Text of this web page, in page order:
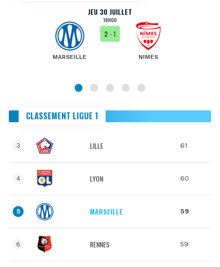
JEU 30 JUILLET
18H00
MARSEILLE
2 - 1
NIMES
CLASSEMENT LIGUE 1
3 LILLE 61
4 LYON 60
5 MARSEILLE 59
6 RENNES 59